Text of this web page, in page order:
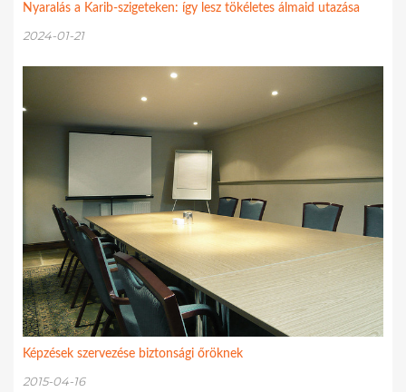
Nyaralás a Karib-szigeteken: így lesz tökéletes álmaid utazása
2024-01-21
Képzések szervezése biztonsági őröknek
2015-04-16